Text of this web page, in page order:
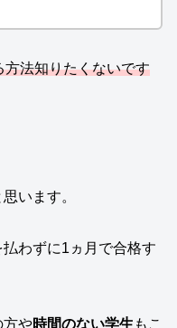
法知りたくないです
います。
わずに1ヵ月で合格す
方や時間のない学生 もこ